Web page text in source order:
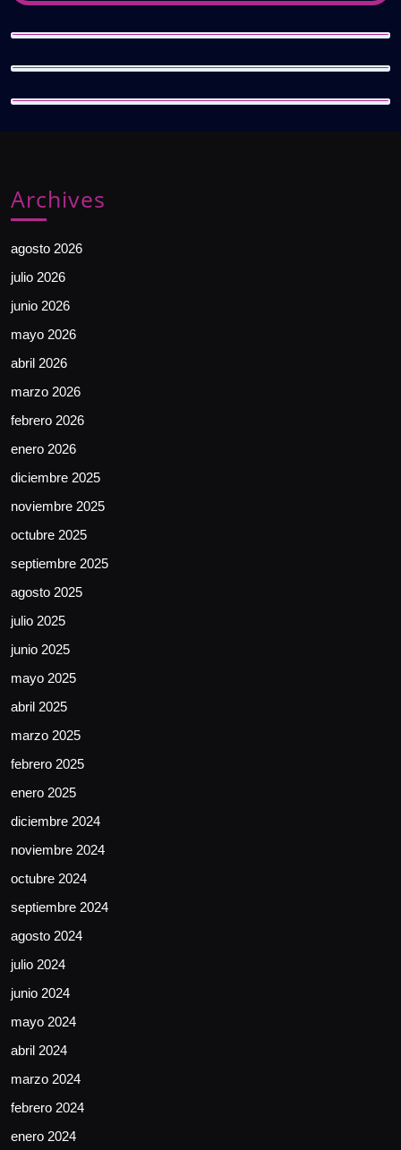
Archives
agosto 2026
julio 2026
junio 2026
mayo 2026
abril 2026
marzo 2026
febrero 2026
enero 2026
diciembre 2025
noviembre 2025
octubre 2025
septiembre 2025
agosto 2025
julio 2025
junio 2025
mayo 2025
abril 2025
marzo 2025
febrero 2025
enero 2025
diciembre 2024
noviembre 2024
octubre 2024
septiembre 2024
agosto 2024
julio 2024
junio 2024
mayo 2024
abril 2024
marzo 2024
febrero 2024
enero 2024